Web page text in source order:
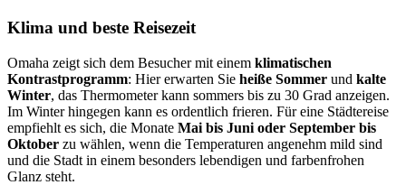
Klima und beste Reisezeit
Omaha zeigt sich dem Besucher mit einem klimatischen
Kontrastprogramm: Hier erwarten Sie heiße Sommer und kalte
Winter, das Thermometer kann sommers bis zu 30 Grad anzeigen.
Im Winter hingegen kann es ordentlich frieren. Für eine Städtereise
empfiehlt es sich, die Monate Mai bis Juni oder September bis
Oktober zu wählen, wenn die Temperaturen angenehm mild sind
und die Stadt in einem besonders lebendigen und farbenfrohen
Glanz steht.